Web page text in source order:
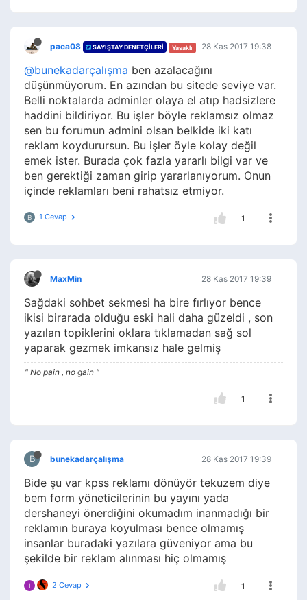
paca08 SAYIŞTAY DENETÇILERI Yasaklı 28 Kas 2017 19:38
@bunekadarçalışma ben azalacağını
düşünmüyorum. En azından bu sitede seviye var.
Belli noktalarda adminler olaya el atıp hadsizlere
haddini bildiriyor. Bu işler böyle reklamsız olmaz
sen bu forumun admini olsan belkide iki katı
reklam koydurursun. Bu işler öyle kolay değil
emek ister. Burada çok fazla yararlı bilgi var ve
ben gerektiği zaman girip yararlanıyorum. Onun
içinde reklamları beni rahatsız etmiyor.
B 1 Cevap 1
MaxMin 28 Kas 2017 19:39
Sağdaki sohbet sekmesi ha bire fırlıyor bence
ikisi birarada olduğu eski hali daha güzeldi , son
yazılan topiklerini oklara tıklamadan sağ sol
yaparak gezmek imkansız hale gelmiş
" No pain , no gain "
1
B bunekadarçalışma 28 Kas 2017 19:39
Bide şu var kpss reklamı dönüyör tekuzem diye
bem form yöneticilerinin bu yayını yada
dershaneyi önerdiğini okumadım inanmadığı bir
reklamın buraya koyulması bence olmamış
insanlar buradaki yazılara güveniyor ama bu
şekilde bir reklam alınması hiç olmamış
I 2 Cevap 1